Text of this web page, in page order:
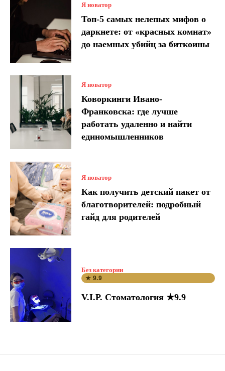
Я новатор
Топ-5 самых нелепых мифов о
даркнете: от «красных комнат»
до наемных убийц за биткоины
Я новатор
Коворкинги Ивано-
Франковска: где лучше
работать удаленно и найти
единомышленников
Я новатор
Как получить детский пакет от
благотворителей: подробный
гайд для родителей
Без категории
★ 9.9
V.I.P. Стоматология ★9.9